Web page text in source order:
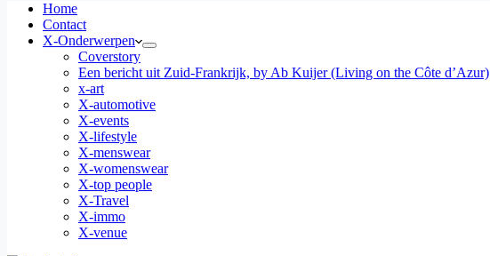
Home
Contact
X-Onderwerpen
Coverstory
Een bericht uit Zuid-Frankrijk, by Ab Kuijer (Living on the Côte d’Azur)
x-art
X-automotive
X-events
X-lifestyle
X-menswear
X-womenswear
X-top people
X-Travel
X-immo
X-venue